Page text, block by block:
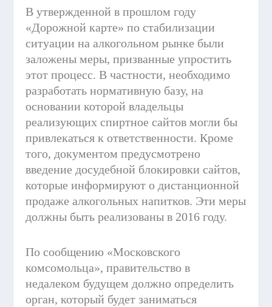
В утвержденной в прошлом году
«Дорожной карте» по стабилизации
ситуации на алкогольном рынке были
заложены меры, призванные упростить
этот процесс. В частности, необходимо
разработать нормативную базу, на
основании которой владельцы
реализующих спиртное сайтов могли бы
привлекаться к ответственности. Кроме
того, документом предусмотрено
введение досудебной блокировки сайтов,
которые информируют о дистанционной
продаже алкогольных напитков. Эти меры
должны быть реализованы в 2016 году.
По сообщению «Московского
комсомольца», правительство в
недалеком будущем должно определить
орган, который будет заниматься